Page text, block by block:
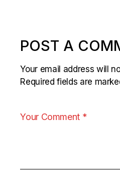
POST A
Your email address will
Required fields are